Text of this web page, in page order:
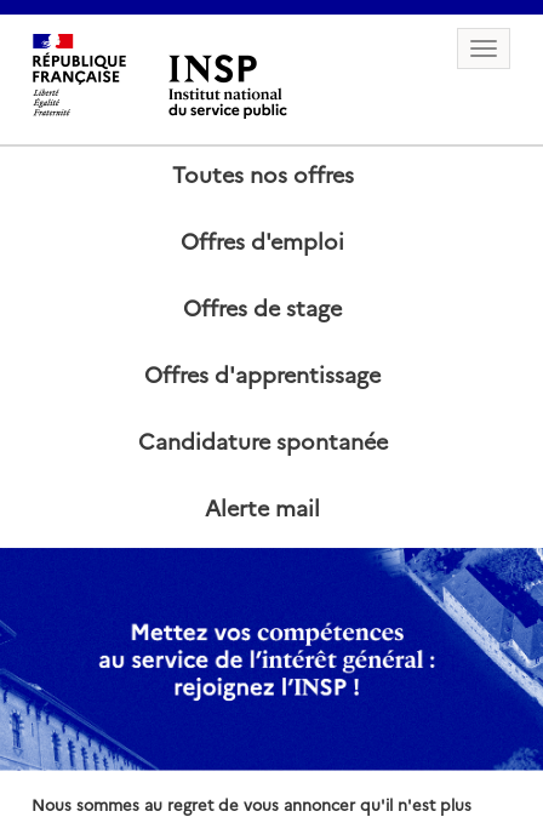
Toggle
Toutes nos offres
Offres d'emploi
Offres de stage
Offres d'apprentissage
Candidature spontanée
Alerte mail
Nous sommes au regret de vous annoncer qu'il n'est plus